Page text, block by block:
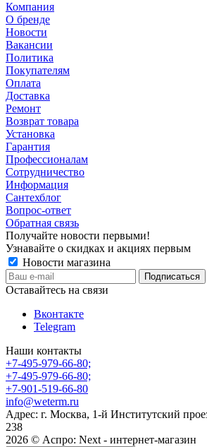
Компания
О бренде
Новости
Вакансии
Политика
Покупателям
Оплата
Доставка
Ремонт
Возврат товара
Установка
Гарантия
Профессионалам
Сотрудничество
Информация
Сантехблог
Вопрос-ответ
Обратная связь
Получайте новости первыми!
Узнавайте о скидках и акциях первым
Новости магазина
Оставайтесь на связи
Вконтакте
Telegram
Наши контакты
+7-495-979-66-80;
+7-495-979-66-80;
+7-901-519-66-80
info@weterm.ru
Адрес: г. Москва, 1-й Институтский
238
2026 © Аспро: Next - интернет-магазин